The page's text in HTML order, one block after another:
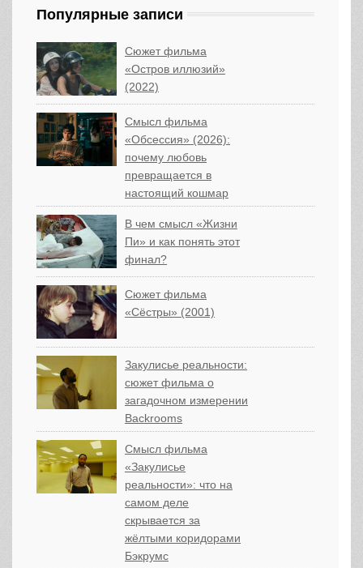
Популярные записи
Сюжет фильма
«Остров иллюзий»
(2022)
Смысл фильма
«Обсессия» (2026):
почему любовь
превращается в
настоящий кошмар
В чем смысл «Жизни
Пи» и как понять этот
финал?
Сюжет фильма
«Сёстры» (2001)
Закулисье реальности:
сюжет фильма о
загадочном измерении
Backrooms
Смысл фильма
«Закулисье
реальности»: что на
самом деле
скрывается за
жёлтыми коридорами
Бэкрумс